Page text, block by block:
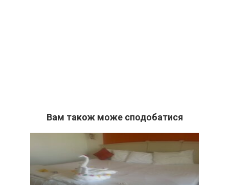
Вам також може сподобатися